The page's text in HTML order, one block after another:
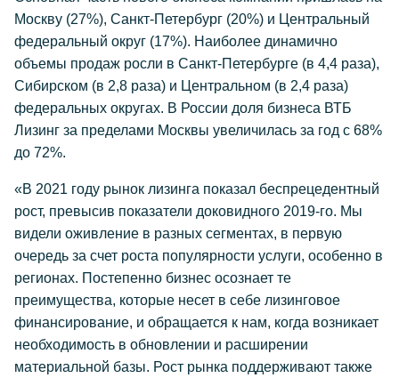
Москву (27%), Санкт-Петербург (20%) и Центральный
федеральный округ (17%). Наиболее динамично
объемы продаж росли в Санкт-Петербурге (в 4,4 раза),
Сибирском (в 2,8 раза) и Центральном (в 2,4 раза)
федеральных округах. В России доля бизнеса ВТБ
Лизинг за пределами Москвы увеличилась за год с 68%
до 72%.
«В 2021 году рынок лизинга показал беспрецедентный
рост, превысив показатели доковидного 2019-го. Мы
видели оживление в разных сегментах, в первую
очередь за счет роста популярности услуги, особенно в
регионах. Постепенно бизнес осознает те
преимущества, которые несет в себе лизинговое
финансирование, и обращается к нам, когда возникает
необходимость в обновлении и расширении
материальной базы. Рост рынка поддерживают также